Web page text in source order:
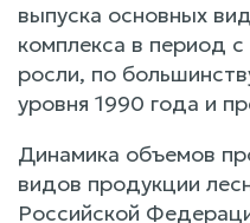
выпуска основных
комплекса в период
росли, по
уровня 1990 года и
Динамика объемов
видов продукции
Российской